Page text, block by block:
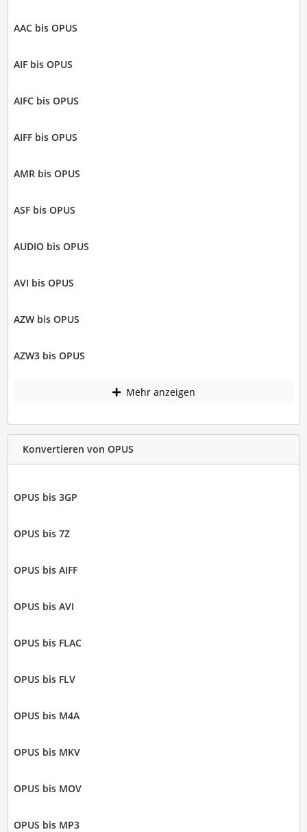
AAC bis OPUS
AIF bis OPUS
AIFC bis OPUS
AIFF bis OPUS
AMR bis OPUS
ASF bis OPUS
AUDIO bis OPUS
AVI bis OPUS
AZW bis OPUS
AZW3 bis OPUS
Mehr anzeigen
Konvertieren von OPUS
OPUS bis 3GP
OPUS bis 7Z
OPUS bis AIFF
OPUS bis AVI
OPUS bis FLAC
OPUS bis FLV
OPUS bis M4A
OPUS bis MKV
OPUS bis MOV
OPUS bis MP3